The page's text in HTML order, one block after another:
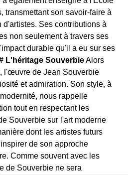
transmettant son savoir-faire à
Ses contributions à
non seulement à travers ses
durable qu'il a eu sur ses
L'héritage SouverbieAlors
l'œuvre de Jean Souverbie
et admiration. Son style, à
nous rappelle
tout en respectant les
Souverbie sur l'art moderne
dont les artistes futurs
de son approche
Comme souvent avec les
de Souverbie ne sera